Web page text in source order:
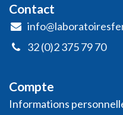
Contact
32 (0)2 375 79 70
Compte
Informations